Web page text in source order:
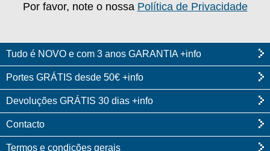
Por favor, note o nossa Política de Privacidade
Tudo é NOVO e com 3 anos GARANTIA +info
Portes GRÁTIS desde 50€ +info
Devoluções GRÁTIS 30 dias +info
Contacto
Termos e condições gerais